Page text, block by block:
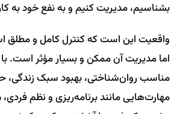
بشناسیم، مدیریت کنیم و به نفع خود به
واقعیت این است که کنترل کامل و
اما مدیریت آن ممکن و بسیار مؤثر است.
مناسب روان‌شناختی، بهبود سبک
مهارت‌هایی مانند برنامه‌ریزی و نظم